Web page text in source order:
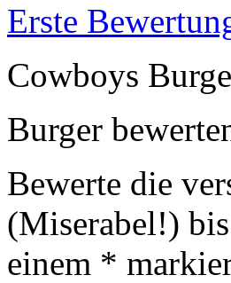
Erste
Cowboys
Burger
Bewerte die
(Miserabel!)
einem *